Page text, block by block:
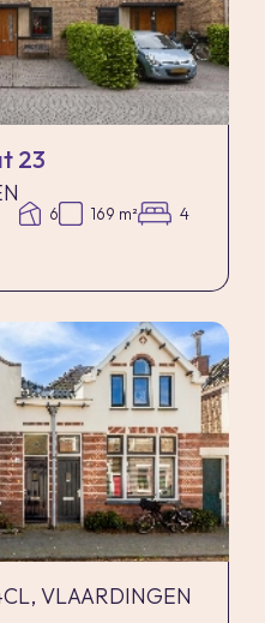
23
6 169 m² 4
VLAARDINGEN